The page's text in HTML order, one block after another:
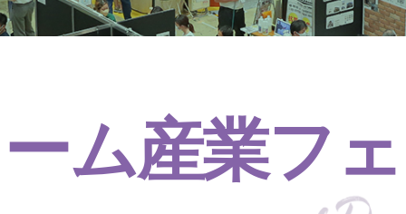
ム産業フ